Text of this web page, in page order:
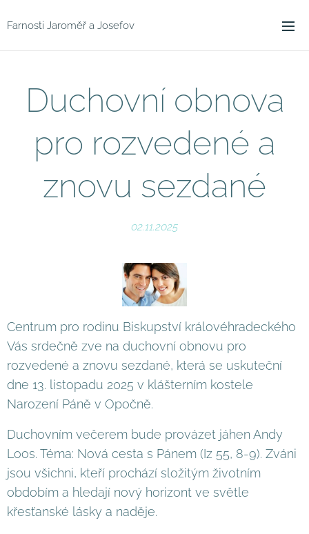
Farnosti Jaroměř a Josefov
Duchovní obnova
pro rozvedené a
znovu sezdané
02.11.2025
Centrum pro rodinu Biskupství královéhradeckého
Vás srdečně zve na duchovní obnovu pro
rozvedené a znovu sezdané, která se uskuteční
dne 13. listopadu 2025 v klášterním kostele
Narození Páně v Opočně.
Duchovním večerem bude provázet jáhen Andy
Loos. Téma: Nová cesta s Pánem (Iz 55, 8-9). Zváni
jsou všichni, kteří prochází složitým životním
obdobím a hledají nový horizont ve světle
křesťanské lásky a naděje.